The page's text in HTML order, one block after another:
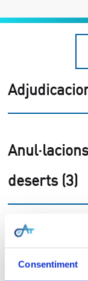
Consentiment
deserts (3)
Llistat de